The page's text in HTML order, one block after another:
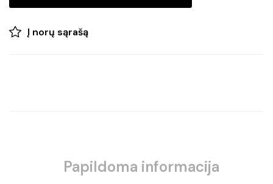
Į norų sąrašą
Papildoma informacija